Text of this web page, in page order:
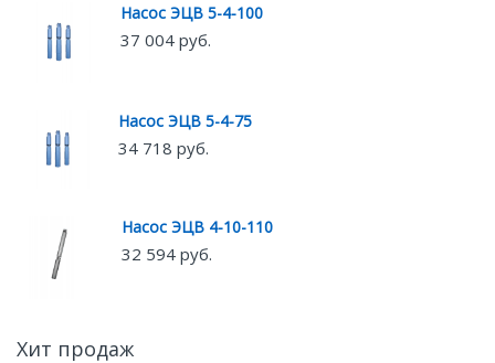
Насос ЭЦВ 5-4-100
37 004 руб.
Насос ЭЦВ 5-4-75
34 718 руб.
Насос ЭЦВ 4-10-110
32 594 руб.
Хит продаж